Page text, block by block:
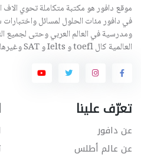
موقع دافور هو مكتبة متكاملة تحوي الاف
في دافور مئات الحلول لمسائل
ومدرسية في العالم العربي وحتى لجميع
العالمية كال toefl و Ielts و SAT وغيرها الكثير.
تعرّف علينا
عن دافور
عن عالم أطلس